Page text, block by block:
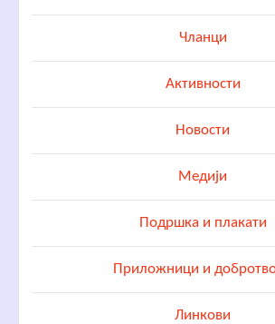
Чланци
Активности
Новости
Медији
Подршка и плакати
Приложници и
Линкови